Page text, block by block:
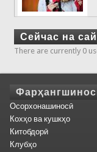
Сейчас на
There are currently 0
Осорхонашиносӣ
Кохҳо ва кушкҳо
Китобдорӣ
Клубҳо